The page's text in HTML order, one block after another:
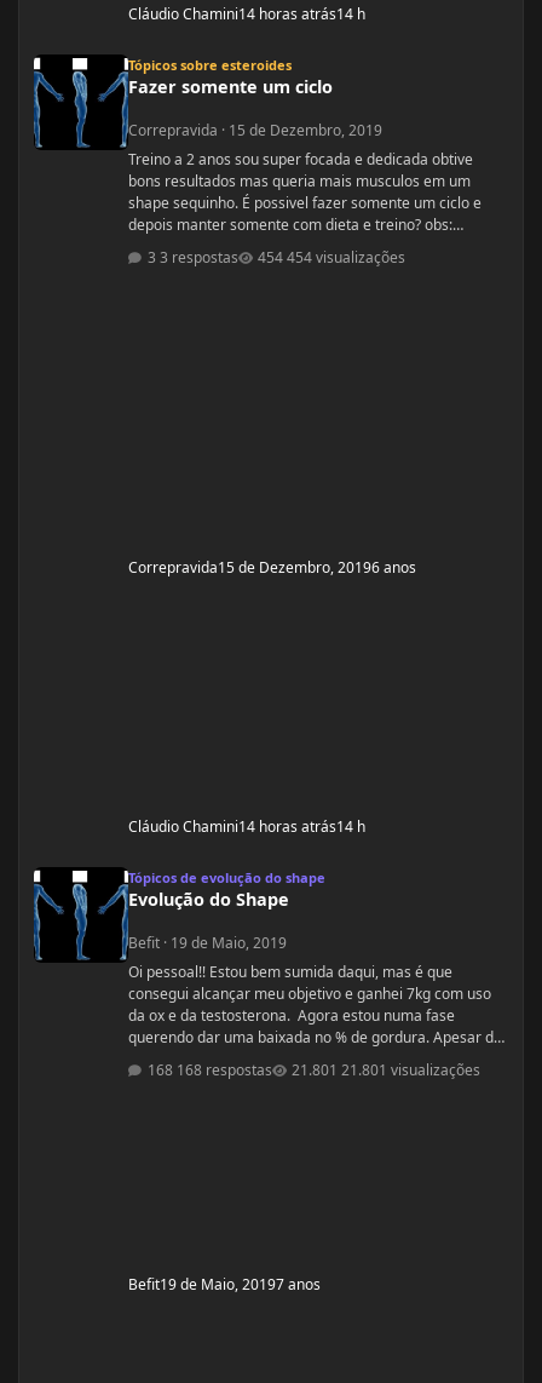
Cláudio Chamini14 horas atrás14 h
Tópicos sobre esteroides
Fazer somente um ciclo
Correpravida · 15 de Dezembro, 2019
Treino a 2 anos sou super focada e dedicada obtive
bons resultados mas queria mais musculos em um
shape sequinho. É possivel fazer somente um ciclo e
depois manter somente com dieta e treino? obs:
desculpe se ja tiver esse tópico, procurei mais não
encontrei
3 respostas 454 visualizações
Correpravida15 de Dezembro, 20196 anos
Cláudio Chamini14 horas atrás14 h
Tópicos de evolução do shape
Evolução do Shape
Befit · 19 de Maio, 2019
Oi pessoal!! Estou bem sumida daqui, mas é que
consegui alcançar meu objetivo e ganhei 7kg com uso
da ox e da testosterona. Agora estou numa fase
querendo dar uma baixada no % de gordura. Apesar de
estudar nutrição e saber exatamente o que devo fazer,
gostaria de compartilhamento de treinos e talvez
168 respostas 21.801 visualizações
Befit19 de Maio, 20197 anos